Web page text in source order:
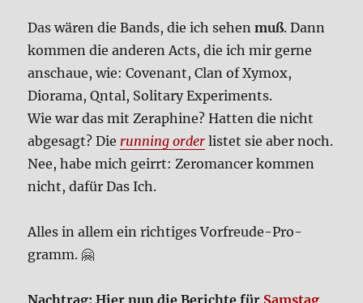
Das wären die Bands, die ich sehenmuß. Dann
kom­men die ande­ren Acts, die ich mir ger­ne
anschaue, wie: Covenant, Clan of Xym­ox,
Diora­ma, Qntal, Soli­ta­ry Expe­ri­ments.
Wie war das mit Zera­phi­ne? Hat­ten die nicht
abge­sagt? Die run­ning order listet sie aber noch.
Nee, habe mich geirrt: Zero­man­cer kom­men
nicht, dafür Das Ich.
Alles in allem ein rich­ti­ges Vor­freu­de-Pro­
gramm. 🤗
Nach­trag: Hier nun die Berich­te für Sams­tag